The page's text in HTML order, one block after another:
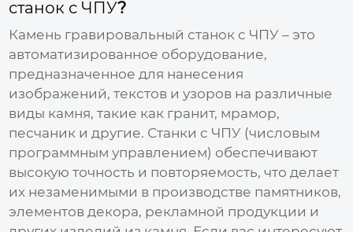
станок с ЧПУ?
Камень гравировальный станок с ЧПУ – это
автоматизированное оборудование,
предназначенное для нанесения
изображений, текстов и узоров на различные
виды камня, такие как гранит, мрамор,
песчаник и другие. Станки с ЧПУ (числовым
программным управлением) обеспечивают
высокую точность и повторяемость, что делает
их незаменимыми в производстве памятников,
элементов декора, рекламной продукции и